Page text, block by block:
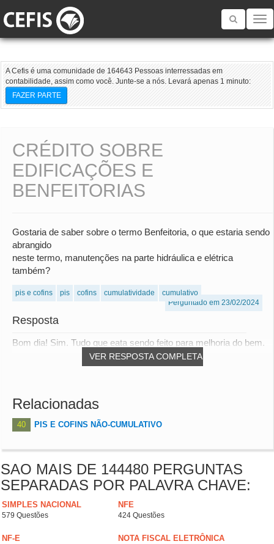
Toggle
A Cefis é uma comunidade de 164643 Pessoas interressadas em
contabilidade, assim como você. Junte-se a nós. Levará apenas 1 minuto:
FAZER PARTE
CRÉDITO SOBRE
EDIFICAÇÕES E
BENFEITORIAS
Gostaria de saber sobre o termo Benfeitoria, o que estaria sendo
abrangido
neste termo, manutenções na parte hidráulica e elétrica
também?
pis e cofins pis cofins cumulatividade
cumulativo
Perguntado em 23/02/2024
Resposta
VER RESPOSTA COMPLETA
Bom dia! Sim. Tudo que eata sendo feito para melhoria do bem.
Relacionadas
40 PIS E COFINS NÃO-CUMULATIVO
SAO MAIS DE 144480 PERGUNTAS
SEPARADAS POR PALAVRA CHAVE:
SIMPLES NACIONAL
579 Questões
NFE
424 Questões
NF-E NOTA FISCAL ELETRÔNICA